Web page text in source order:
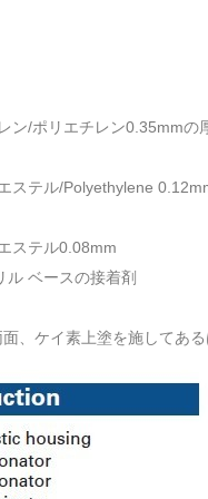
ン/ポリエチレン0.35mmの
ステル/Polyethylene
ステル0.08mm
ベースの接着剤
、ケイ素上塗を施してある